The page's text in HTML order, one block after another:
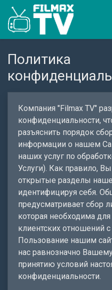
Политика
Компания "Filmax TV"
конфиденциальности,
разъяснить порядок
информации о нашем
наших услуг по
Услуги). Как правило,
открытые разделы
идентифицируя себя.
предусматривает сбор
которая необходима
клиентских отношений
Пользование нашим
нас равнозначно
принятию условий
конфиденциальности.